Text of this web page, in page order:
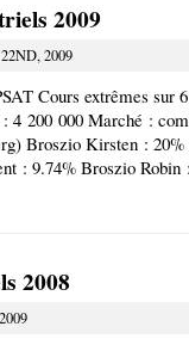
2009
2009
Cours extrêmes sur
4 200 000 Marché :
Broszio Kirsten :
: 9.74% Broszio Robin
2008